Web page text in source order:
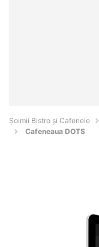
Șoimii Bistro și Cafenele
Cafeneaua DOTS